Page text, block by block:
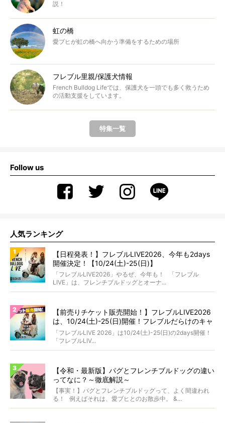
説！
虹の橋
愛ブヒが虹の橋へ向かう準備をするための場所
フレブル里親/保護犬情報
French Bulldog Lifeでは、保護犬を一頭でも多く救うため
の活動支援をしています。
特集一覧
Follow us
人気ランキング
【日程発表！】フレブルLIVE2026、今年も2days
開催決定！【10/24(土)-25(日)】
「フレブルLIVE2026」やるぜ、今年も！ 「フレブル
LIVE」は、フレンチブルドッグとオーナ...
【前売りチケット販売開始！】フレブルLIVE2026
は、10/24(土)-25(日)開催！フレブルだらけのキャ
ンプ・前夜祭・バスプランも新登場!?
「フレブルLIVE 2026」は10/24(土)-25(日)の2days開催！
「フレブルLIV...
【令和・最新版】パグとフレンチブルドッグの違い
ってなに？～徹底解説～
【事実！】パグとフレンチブルドッグって、よく間違われ
る！ 例えばそれは、愛ブヒとのお散歩中。 &...